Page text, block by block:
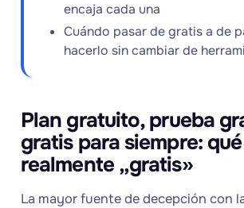
encaja cada una
Cuándo pasar de gratis a de
hacerlo sin cambiar de
Plan gratuito, prueba
gratis para siempre:
realmente „gratis»
La mayor fuente de decepción con